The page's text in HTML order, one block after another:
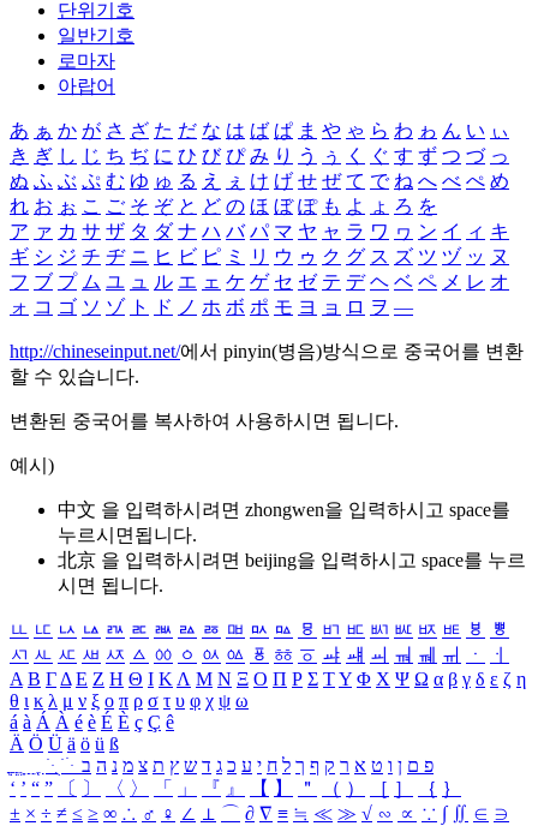
단위기호
일반기호
로마자
아랍어
あ ぁ か が さ ざ た だ な は ば ぱ ま や ゃ ら わ ゎ ん い ぃ
き ぎ し じ ち ぢ に ひ び ぴ み り う ぅ く ぐ す ず つ づ っ
ぬ ふ ぶ ぷ む ゆ ゅ る え ぇ け げ せ ぜ て で ね へ べ ぺ め
れ お ぉ こ ご そ ぞ と ど の ほ ぼ ぽ も よ ょ ろ を
ア ァ カ サ ザ タ ダ ナ ハ バ パ マ ヤ ャ ラ ワ ヮ ン イ ィ キ
ギ シ ジ チ ヂ ニ ヒ ビ ピ ミ リ ウ ゥ ク グ ス ズ ツ ヅ ッ ヌ
フ ブ プ ム ユ ュ ル エ ェ ケ ゲ セ ゼ テ デ ヘ ベ ペ メ レ オ
ォ コ ゴ ソ ゾ ト ド ノ ホ ボ ポ モ ヨ ョ ロ ヲ ―
http://chineseinput.net/에서 pinyin(병음)방식으로 중국어를 변환
할 수 있습니다.
변환된 중국어를 복사하여 사용하시면 됩니다.
예시)
中文 을 입력하시려면 zhongwen을 입력하시고 space를
누르시면됩니다.
北京 을 입력하시려면 beijing을 입력하시고 space를 누르
시면 됩니다.
ㅥ ㅦ ㅧ ㅨ ㅩ ㅪ ㅫ ㅬ ㅭ ㅮ ㅯ ㅰ ㅱ ㅲ ㅳ ㅴ ㅵ ㅶ ㅷ ㅸ
ㅹ
ㅺ ㅻ ㅼ ㅽ ㅾ ㅿ ㆀ ㆁ ㆂ ㆃ ㆄ ㆅ ㆆ ㆇ ㆈ ㆉ ㆊ ㆋ ㆌ ㆍ
ㆎ
Α Β ΓΔ Ε Ζ Η Θ Ι ΚΛ Μ Ν Ξ Ο Π Ρ Σ ΤΥ Φ Χ Ψ Ω α β γ δ ε ζ η
θ ι κ λ μ ν ξ ο π ρ σ τ υ φ χ ψ ω
á à Á À é è É È ç Ç ê
Ä Ö Ü ä ö ü ß
ִֶֹ ֻּ ׁׂ פ ם ן ו ט א ר ק ף ך ל ח י ע כ ג ד ש ץ ת צ מ נ ה ב
‘ ’ “ ” 〔 〕 〈 〉 「 」 『 』 【 】 ＂ （ ） ［ ］ ｛ ｝
± × ÷ ≠ ≤ ≥ ∞ ∴ ♂ ♀ ∠ ⊥ ⌒ ∂ ∇ ≡ ≒ ≪ ≫ √ ∽ ∝ ∵ ∫ ∬ ∈ ∋